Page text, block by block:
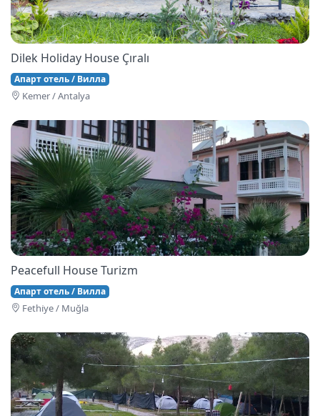
Dilek Holiday House Çıralı
Апарт отель / Вилла
Kemer / Antalya
Peacefull House Turizm
Апарт отель / Вилла
Fethi̇ye / Muğla